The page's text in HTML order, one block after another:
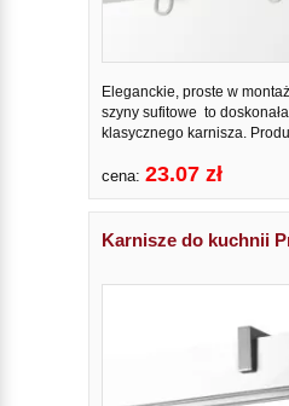
Eleganckie, proste w
szyny sufitowe to
klasycznego karnisza.
cena: 23.07 zł
Karnisze do kuchnii